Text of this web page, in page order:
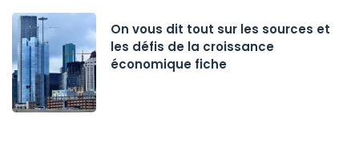
On vous dit tout sur les sources et
les défis de la croissance
économique fiche